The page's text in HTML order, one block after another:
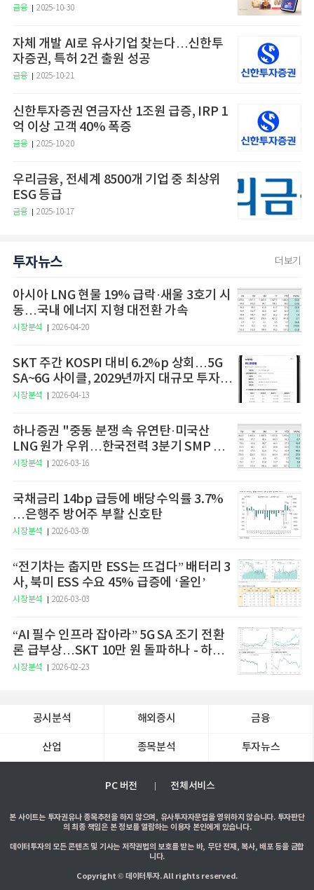
금융 2025-10-30
자체 개발 AI로 유사기업 찾는다…신한투
자증권, 특허 2건 출원 성공
금융 2025-10-21
신한투자증권 연금자산 1조원 급증, IRP 1
억 이상 고객 40% 폭증
금융 2025-10-20
우리금융, 전세계 8500개 기업 중 최상위
ESG 등급
금융 2025-10-17
투자뉴스 더보기
아시아 LNG 현물 19% 급락·새울 3호기 시
동…국내 에너지 지형 대전환 가속
시장분석 2026-04-20
SKT 주간 KOSPI 대비 6.2%p 상회…5G
SA~6G 사이클, 2029년까지 대규모 투자
예고
시장분석 2026-04-13
하나증권 "중동 분쟁 속 유연탄·미국산
LNG 원가 우위…한국전력 3분기 SMP 상
승 전망"
시장분석 2026-03-16
국채금리 14bp 급등에 배당수익률 3.7%
…은행주 방어주 부활 신호탄
시장분석 2026-03-09
“전기차는 춥지만 ESS는 뜨겁다” 배터리 3
사, 북미 ESS 수요 45% 급증에 ‘올인’
시장분석 2026-03-03
“AI 필수 인프라 잡아라” 5G SA 조기 전환
론 급부상…SKT 10만 원 돌파하나 - 하나
증권
시장분석 2026-02-23
공시분석 해외증시 금융
산업 종목분석 투자뉴스
PC 버전 전체서비스
본 사이트는 투자권유나 종목추천을 하지 않으며, 유사투자자문업을 영위하지 않습니다. 투자판단
의 최종 책임은 본 정보를 열람하는 이용자 본인에게 있습니다.
데이터투자의 모든 콘텐츠 및 기사는 저작권법의 보호를 받는 바, 무단 전재, 복사, 배포 등을 금합
니다.
Copyright © 데이터투자. All rights reserved.